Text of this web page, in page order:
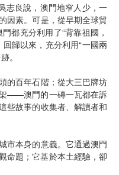
志良說，澳門地窄人少，一
因素。可是，從早期全球貿
都充分利用了“背靠祖國，
歸以來，充分利用“一國兩
。
的百年石階；從大三巴牌坊
——澳門的一磚一瓦都在訴
些故事的收集者、解讀者和
市本身的意義。它通過澳門
命題；它基於本土經驗，卻